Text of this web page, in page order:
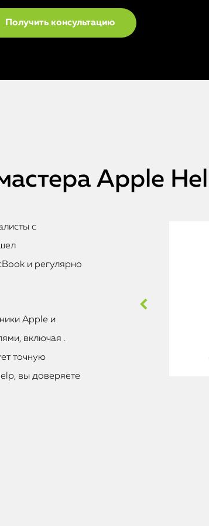
Apple
с
и регулярно
Apple и
включая .
точную
вы доверяете